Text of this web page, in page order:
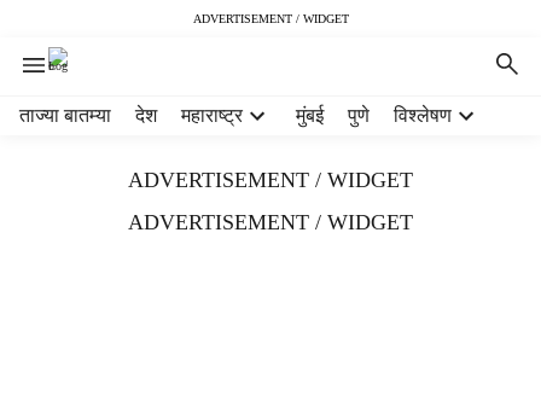
ADVERTISEMENT / WIDGET
ताज्या बातम्या देश महाराष्ट्र मुंबई पुणे विश्लेषण
ADVERTISEMENT / WIDGET
ADVERTISEMENT / WIDGET